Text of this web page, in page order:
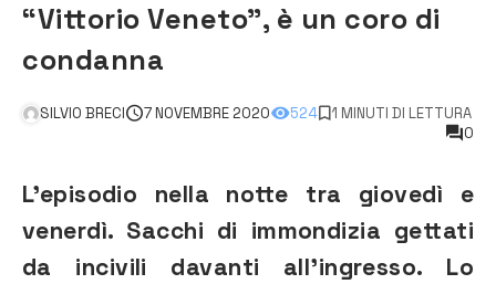
“Vittorio Veneto”, è un coro di
condanna
SILVIO BRECI 7 NOVEMBRE 2020 524
1 MINUTI DI LETTURA
0
L’episodio nella notte tra giovedì e
venerdì. Sacchi di immondizia gettati
da incivili davanti all’ingresso. Lo